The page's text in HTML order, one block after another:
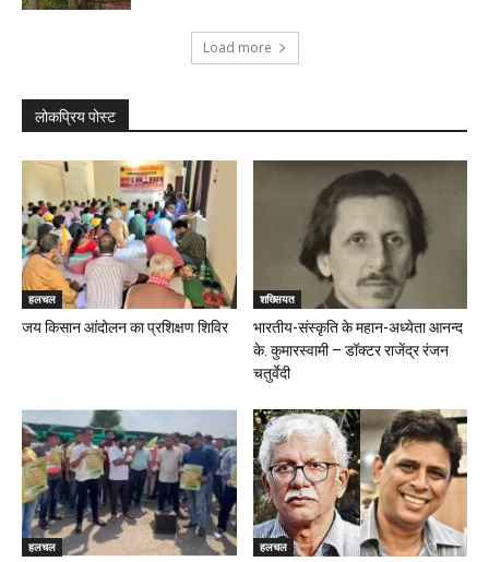
Load more
लोकप्रिय पोस्ट
हलचल
जय किसान आंदोलन का प्रशिक्षण शिविर
शख्सियत
भारतीय-संस्कृति के महान-अध्येता आनन्द
के. कुमारस्वामी – डॉक्टर राजेंद्र रंजन
चतुर्वेदी
हलचल हलचल